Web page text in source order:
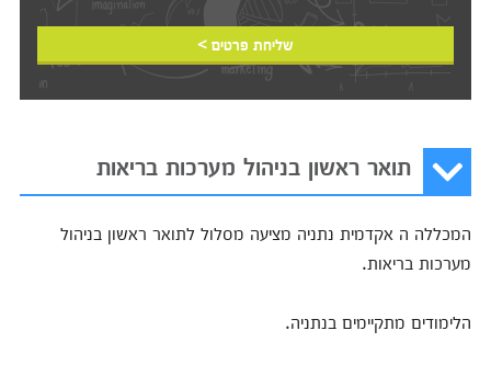
שליחת פרטים >
תואר ראשון בניהול מערכות בריאות
המכללה ה אקדמית נתניה מציעה מסלול לתואר ראשון בניהול
מערכות בריאות.
הלימודים מתקיימים בנתניה.